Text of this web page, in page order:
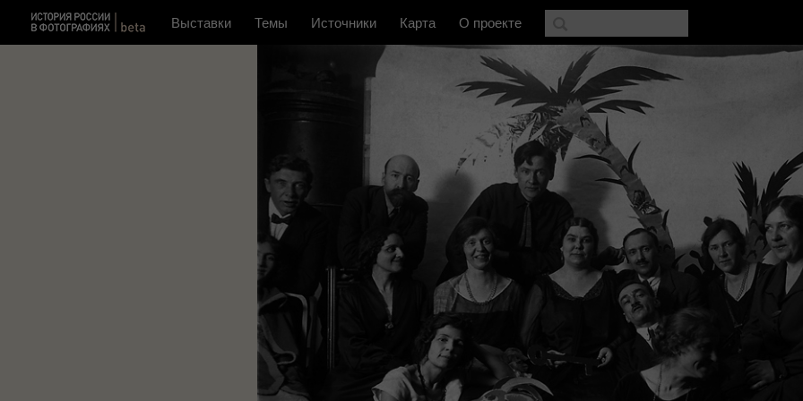
Выставки Темы Источники Карта О проекте